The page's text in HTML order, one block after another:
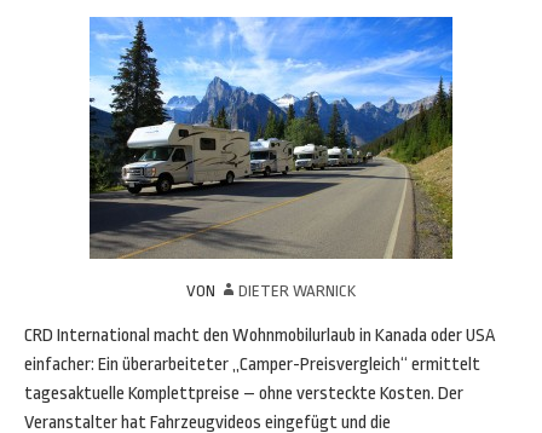
VON DIETER WARNICK
CRD International macht den Wohnmobilurlaub in Kanada oder USA
einfacher: Ein überarbeiteter „Camper-Preisvergleich“ ermittelt
tagesaktuelle Komplettpreise – ohne versteckte Kosten. Der
Veranstalter hat Fahrzeugvideos eingefügt und die